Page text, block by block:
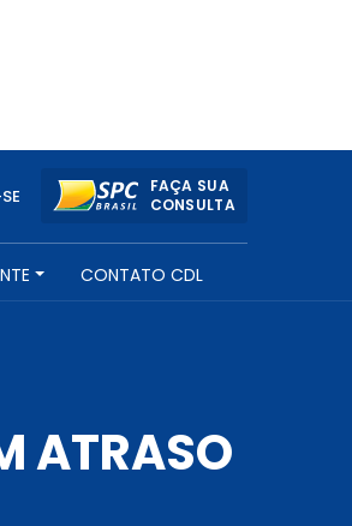
FAÇA SUA
CONSULTA
CONTATO CDL
ATRASO